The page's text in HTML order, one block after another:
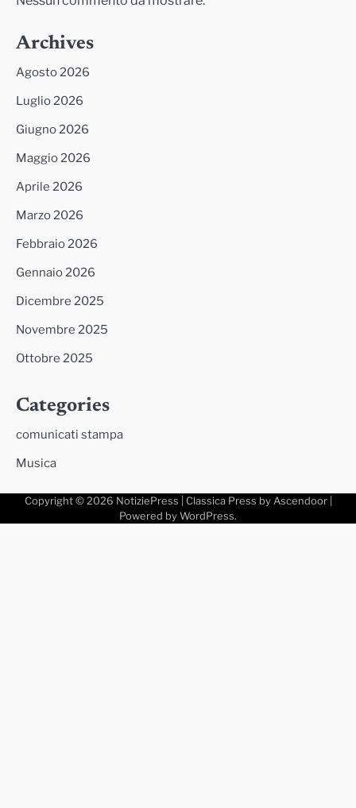
Archives
Agosto 2026
Luglio 2026
Giugno 2026
Maggio 2026
Aprile 2026
Marzo 2026
Febbraio 2026
Gennaio 2026
Dicembre 2025
Novembre 2025
Ottobre 2025
Categories
comunicati stampa
Musica
Copyright © 2026 NotiziePress | Classica Press by Ascendoor|
Powered by WordPress.